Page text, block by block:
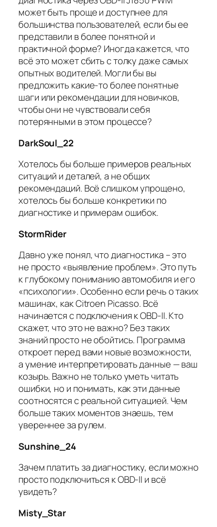
может быть проще и доступнее для
большинства пользователей, если бы ее
представили в более понятной и
практичной форме? Иногда кажется, что
всё это может сбить с толку даже самых
опытных водителей. Могли бы вы
предложить какие-то более понятные
шаги или рекомендации для новичков,
чтобы они не чувствовали себя
потерянными в этом процессе?
DarkSoul_22
Хотелось бы больше примеров реальных
ситуаций и деталей, а не общих
рекомендаций. Всё слишком упрощено,
хотелось бы больше конкретики по
диагностике и примерам ошибок.
StormRider
Давно уже понял, что диагностика – это
не просто «выявление проблем». Это путь
к глубокому пониманию автомобиля и его
«психологии». Особенно если речь о таких
машинах, как Citroen Picasso. Всё
начинается с подключения к OBD-II. Кто
скажет, что это не важно? Без таких
знаний просто не обойтись. Программа
откроет перед вами новые возможности,
а умение интерпретировать данные — ваш
козырь. Важно не только уметь читать
ошибки, но и понимать, как эти данные
соотносятся с реальной ситуацией. Чем
больше таких моментов знаешь, тем
увереннее за рулем.
Sunshine_24
Зачем платить за диагностику, если можно
просто подключиться к OBD-II и всё
увидеть?
Misty_Star